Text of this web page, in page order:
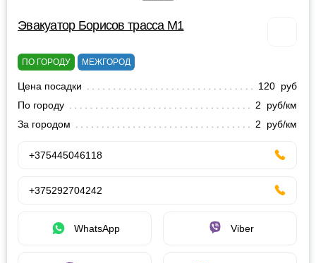
Эвакуатор Борисов трасса М1
ПО ГОРОДУ МЕЖГОРОД
Цена посадки
120 руб
По городу
2 руб/км
За городом
2 руб/км
+375445046118
+375292704242
WhatsApp Viber